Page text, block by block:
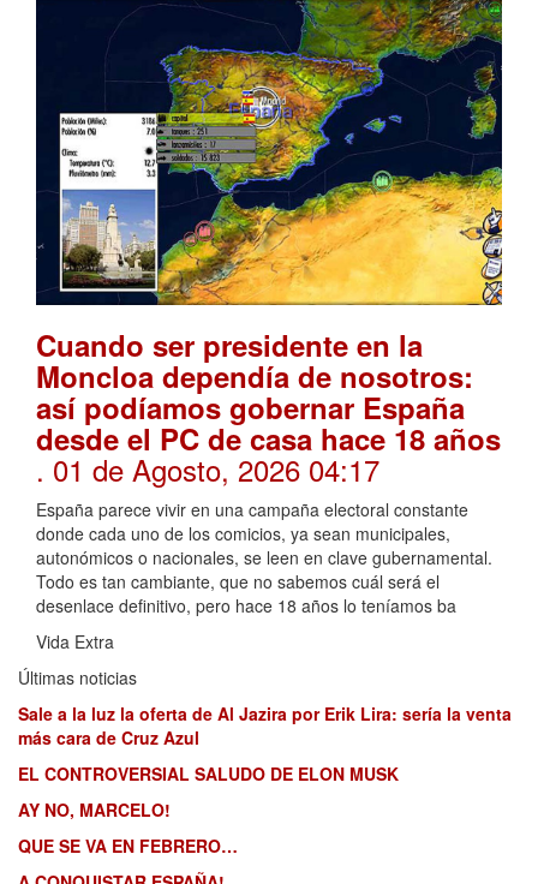
Cuando ser presidente en la
Moncloa dependía de nosotros:
así podíamos gobernar España
desde el PC de casa hace 18 años
. 01 de Agosto, 2026 04:17
España parece vivir en una campaña electoral constante
donde cada uno de los comicios, ya sean municipales,
autonómicos o nacionales, se leen en clave gubernamental.
Todo es tan cambiante, que no sabemos cuál será el
desenlace definitivo, pero hace 18 años lo teníamos ba
Vida Extra
Últimas noticias
Sale a la luz la oferta de Al Jazira por Erik Lira: sería la venta
más cara de Cruz Azul
EL CONTROVERSIAL SALUDO DE ELON MUSK
AY NO, MARCELO!
QUE SE VA EN FEBRERO…